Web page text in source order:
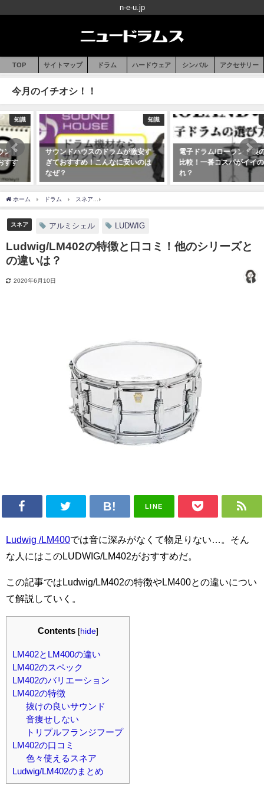
n-e-u.jp
TOP サイトマップ ドラム ハードウェア シンバル アクセサリー
今月のイチオシ！！
サウンドハウスのドラムが激安す
ぎておすすめ！こんなに安いのは
なぜ？
電子ドラム/ローランド製の違いを
比較！一番コスパがイイのはど
れ？
ホーム ドラム スネア
スネア アルミシェル LUDWIG
Ludwig/LM402の特徴と口コミ！他のシリーズと
の違いは？
2020年6月10日
LINE
Ludwig /LM400では音に深みがなくて物足りない…。そん
な人にはこのLUDWIG/LM402がおすすめだ。
この記事ではLudwig/LM402の特徴やLM400との違いについ
て解説していく。
Contents [hide]
LM402とLM400の違い
LM402のスペック
LM402のバリエーション
LM402の特徴
抜けの良いサウンド
音痩せしない
トリプルフランジフープ
LM402の口コミ
色々使えるスネア
Ludwig/LM402のまとめ